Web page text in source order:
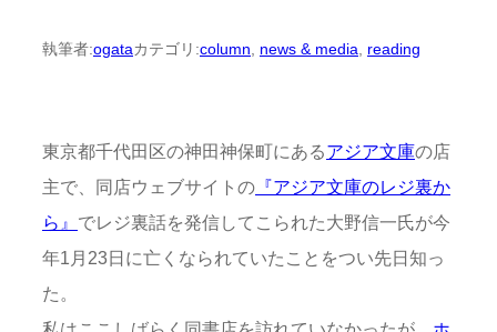
執筆者:ogataカテゴリ:column, news & media, reading
東京都千代田区の神田神保町にあるアジア文庫の店
主で、同店ウェブサイトの 『アジア文庫のレジ裏か
ら』 でレジ裏話を発信してこられた大野信一氏が今
年1月23日に亡くなられていたことをつい先日知っ
た。